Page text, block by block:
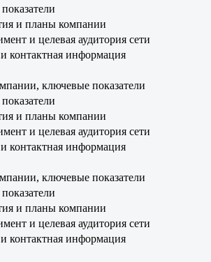
и планы компании
и целевая аудитория сети
контактная информация
ключевые показатели
и планы компании
и целевая аудитория сети
контактная информация
ключевые показатели
и планы компании
и целевая аудитория сети
контактная информация